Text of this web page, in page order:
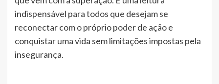
indispensável para todos que desejam se
reconectar com o próprio poder de ação e
conquistar uma vida sem limitações impostas pela
insegurança.